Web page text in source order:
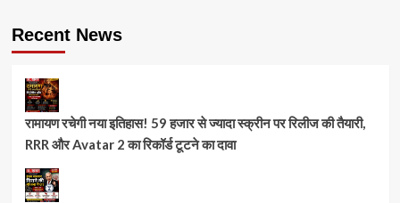
Recent News
रामायण रचेगी नया इतिहास! 59 हजार से ज्यादा स्क्रीन पर रिलीज की तैयारी,
RRR और Avatar 2 का रिकॉर्ड टूटने का दावा